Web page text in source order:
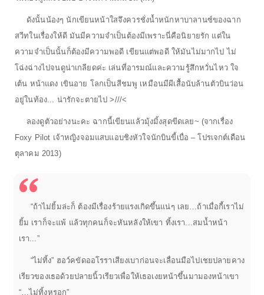
ดังนั้นน้องๆ นักเขียนหน้าใสจึงควรชั่งน้ำหนักหาบาลานซ์ของฉาก
สวีทในเรื่องให้ดี มันมีความจำเป็นต้องมีเพราะนี่คือนิยายรัก แต่ใน
ความจำเป็นนั้นก็ต้องมีความพอดี เขียนแต่พอดี ให้มันไม่มากไป ไม่
โฉ่งฉ่างไปจนดูน่าเกลียดค่ะ เล่นที่อารมณ์และความรู้สึกหวั่นไหว ใจ
เต้น หน้าแดง เขินอาย โลกเป็นสีชมพู เหมือนมีผีเสื้อนับล้านตัวบินว่อน
อยู่ในท้อง... น่ารักจะตายไป >///<
ลองดูตัวอย่างนะคะ ฉากนี้เขียนแล้วมุ้งมิ้งสุดขีดเลย~ (จากเรื่อง
Foxy Pilot เจ้าหญิงจอมแสบแอบชิงหัวใจนักบินขี้เบื่อ – โปรเจกต์เดือน
ตุลาคม 2013)
“ถ้าไม่ยิ้มล่ะก็ ต้องมีเรื่องร้ายแรงเกิดขึ้นแน่ๆ เลย…ถ้าเมื่อกี้เราไม่
ยิ้ม เราก็จะแพ้ แล้วทุกคนก็จะหันหลังให้เขา ทิ้งเรา...สมน้ำหน้า
เรา...”
“ไม่ทิ้ง” ฮอว์คขัดออโรราเสียงเบาก่อนจะเลื่อนมือไปเชยปลายคาง
เรียวของเธอด้วยปลายนิ้วเรียวเพื่อให้เธอเงยหน้าขึ้นมามองหน้าเขา
“…ไม่ทิ้งหรอก”